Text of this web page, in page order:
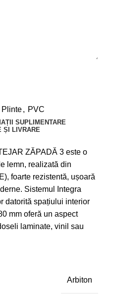
Plinte, PVC
SUPLIMENTARE
ȘI LIVRARE
ZĂPADĂ 3 este o
lemn, realizată din
foarte rezistentă, ușoară
Sistemul Integra
datorită spațiului interior
mm oferă un aspect
laminate, vinil sau
Arbiton